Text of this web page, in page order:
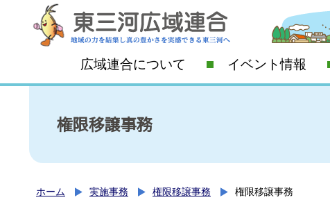
広域連合について イベント情報
権限移譲事務
ホーム 実施事務 権限移譲事務 権限移譲事務